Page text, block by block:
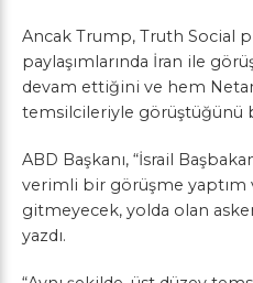
Ancak Trump, Truth Social
paylaşımlarında İran ile
devam ettiğini ve hem
temsilcileriyle görüştüğünü
ABD Başkanı, “İsrail
verimli bir görüşme yaptım
gitmeyecek, yolda olan
yazdı.